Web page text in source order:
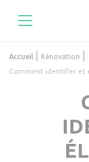
Accueil Rénovation
Comment identifier et